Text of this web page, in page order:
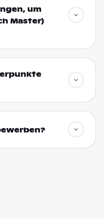
um
Master)